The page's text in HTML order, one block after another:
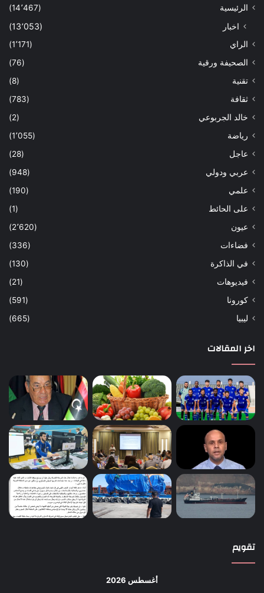
الرئيسية
(14٬467)
اخبار (13٬053)
الراي
(1٬171)
الصحيفة ورقية
(76)
تقنية
(8)
ثقافة
(783)
خالد الجربوعي
(2)
رياضة
(1٬055)
عاجل
(28)
عربي ودولي
(948)
علمي
(190)
على الحائط
(1)
عيون
(2٬620)
فضاءات
(336)
في الذاكرة
(130)
فيديوهات
(21)
كورونا
(591)
ليبيا
(665)
اخر المقالات
تقويم
أغسطس 2026